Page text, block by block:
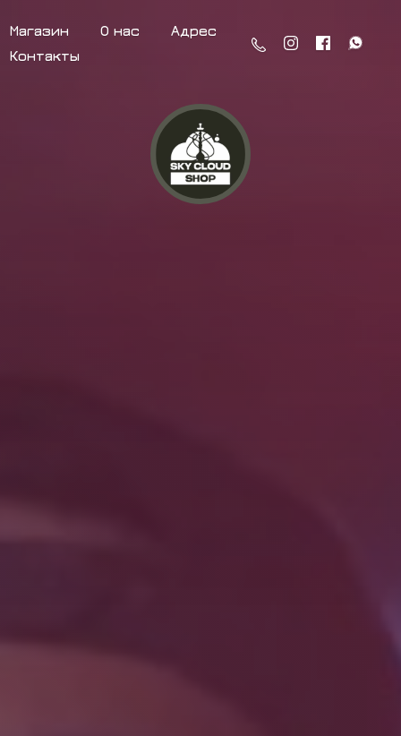
Магазин О нас
Адрес
Контакты